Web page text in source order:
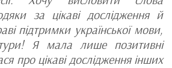
за цікаві дослідження й
підтримки української мови,
Я мала лише позитивні
про цікаві дослідження інших